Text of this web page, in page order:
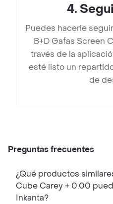
4.
Puedes hacerle
B+D Gafas Screen
través de la
esté listo un
de
Preguntas frecuentes
¿Qué productos
Cube Carey + 0.00
Inkanta?